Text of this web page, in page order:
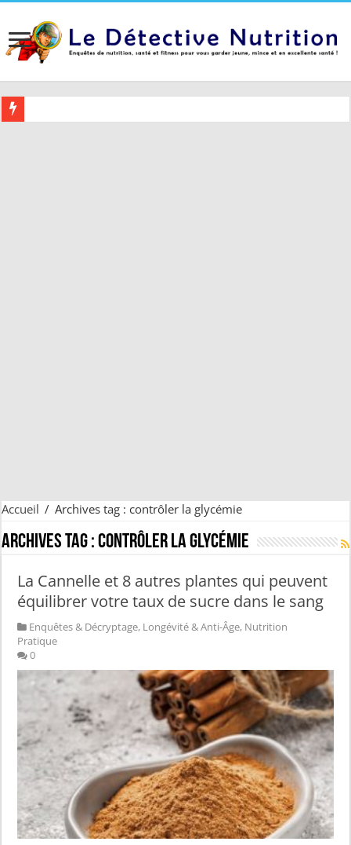
Accueil / Archives tag : contrôler la glycémie
Archives tag :contrôler la glycémie
La Cannelle et 8 autres plantes qui peuvent
équilibrer votre taux de sucre dans le sang
Enquêtes & Décryptage, Longévité & Anti-Âge, Nutrition
Pratique
0